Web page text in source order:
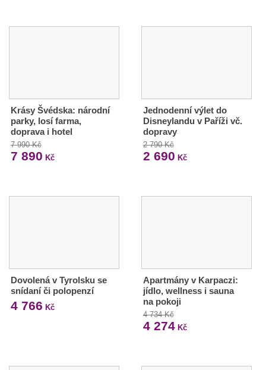
Krásy Švédska: národní
parky, losí farma,
doprava i hotel
7 990 Kč
7 890 Kč
Jednodenní výlet do
Disneylandu v Paříži vč.
dopravy
2 790 Kč
2 690 Kč
Dovolená v Tyrolsku se
snídaní či polopenzí
4 766 Kč
Apartmány v Karpaczi:
jídlo, wellness i sauna
na pokoji
4 734 Kč
4 274Kč